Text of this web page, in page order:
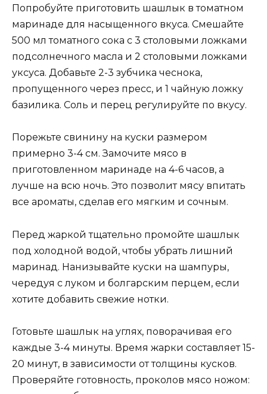
Попробуйте приготовить шашлык в томатном
маринаде для насыщенного вкуса. Смешайте
500 мл томатного сока с 3 столовыми ложками
подсолнечного масла и 2 столовыми ложками
уксуса. Добавьте 2-3 зубчика чеснока,
пропущенного через пресс, и 1 чайную ложку
базилика. Соль и перец регулируйте по вкусу.
Порежьте свинину на куски размером
примерно 3-4 см. Замочите мясо в
приготовленном маринаде на 4-6 часов, а
лучше на всю ночь. Это позволит мясу впитать
все ароматы, сделав его мягким и сочным.
Перед жаркой тщательно промойте шашлык
под холодной водой, чтобы убрать лишний
маринад. Нанизывайте куски на шампуры,
чередуя с луком и болгарским перцем, если
хотите добавить свежие нотки.
Готовьте шашлык на углях, поворачивая его
каждые 3-4 минуты. Время жарки составляет 15-
20 минут, в зависимости от толщины кусков.
Проверяйте готовность, проколов мясо ножом: